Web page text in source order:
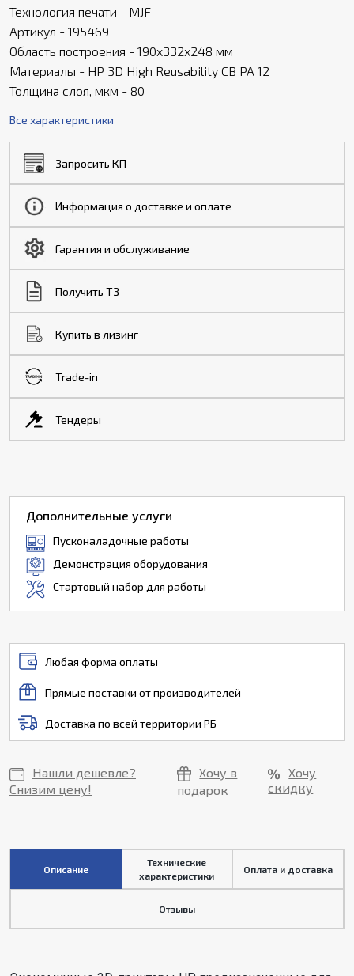
Технология печати - MJF
Артикул - 195469
Область построения - 190x332x248 мм
Материалы - HP 3D High Reusability CB PA 12
Толщина слоя, мкм - 80
Все характеристики
Запросить КП
Информация о доставке и оплате
Гарантия и обслуживание
Получить ТЗ
Купить в лизинг
Trade-in
Тендеры
Дополнительные услуги
Пусконаладочные работы
Демонстрация оборудования
Стартовый набор для работы
Любая форма оплаты
Прямые поставки от производителей
Доставка по всей территории РБ
Нашли дешевле?
Снизим цену!
Хочу в
подарок
Хочу
скидку
Описание
Технические
характеристики
Оплата и доставка
Отзывы